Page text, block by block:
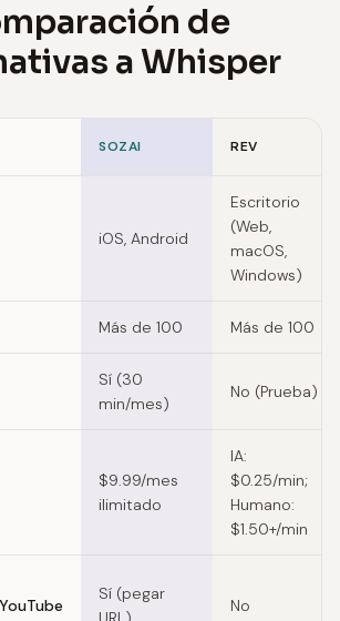
de
a Whisper
SOZAI REV
iOS, Android
Escritorio
(Web,
macOS,
Windows)
Más de 100 Más de 100
Sí (30
min/mes)
No (Prueba)
$9.99/mes
ilimitado
IA:
$0.25/min;
Humano:
$1.50+/min
Sí (pegar
No